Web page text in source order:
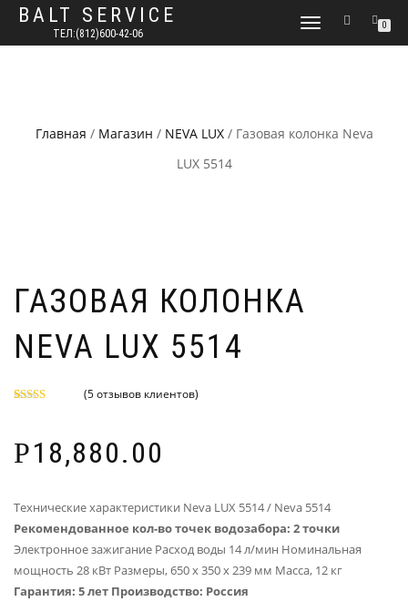
BALT SERVICE
ТЕЛ:(812)600-42-06
ПЕРЕКЛЮЧИТЬ
0
Главная / Магазин / NEVA LUX/ Газовая колонка Neva
LUX 5514
ГАЗОВАЯ КОЛОНКА
NEVA LUX 5514
опроса
пользователей
(5отзывов клиентов)
Р18,880.00
Технические характеристики Neva LUX 5514 / Neva 5514
Рекомендованное кол-во точек водозабора: 2 точки
Электронное зажигание Расход воды 14 л/мин Номинальная
мощность 28 кВт Размеры, 650 х 350 х 239 мм Масса, 12 кг
Гарантия: 5 лет Производство: Россия